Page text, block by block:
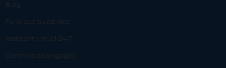
Blog
Foire aux questions
Assistant virtuel 24/7
Commerces engagés